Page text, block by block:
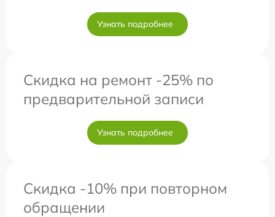
Узнать подробнее
Скидка на ремонт -25% по
предварительной записи
Узнать подробнее
Скидка -10% при повторном
обращении